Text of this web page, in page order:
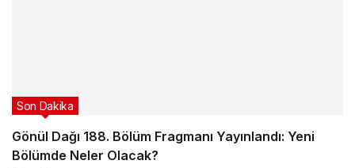
Gönül Dağı 188. Bölüm Fragmanı Yayınlandı: Yeni
Bölümde Neler Olacak?
Son Dakika